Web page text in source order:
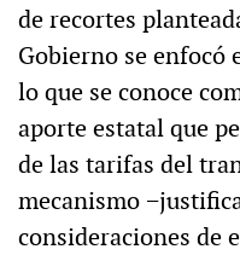
de recortes
Gobierno se enfocó
lo que se conoce
aporte estatal que
de las tarifas del
mecanismo
consideraciones de